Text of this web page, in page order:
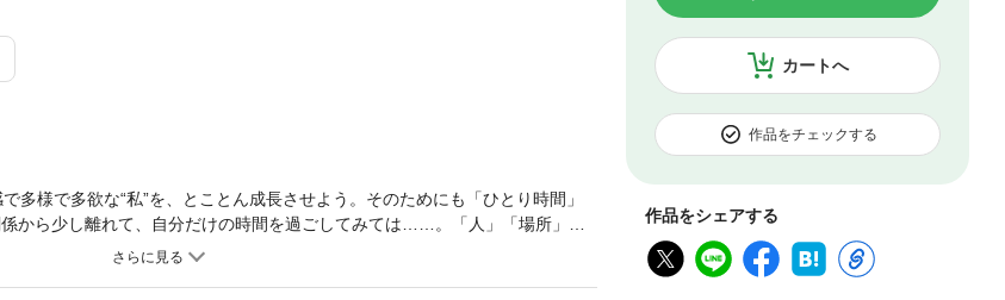
カートへ
作品をチェックする
作品をシェアする
多様で多欲な“私”を、とことん成長させよう。そのためにも「ひとり時間」
から少し離れて、自分だけの時間を過ごしてみては……。「人」「場所」
をテーマに、何気ない日常を輝きに変えるヒント満載の好エッセイである。